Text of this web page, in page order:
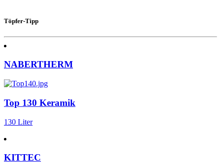
Töpfer-Tipp
NABERTHERM
Top 130 Keramik
130 Liter
KITTEC